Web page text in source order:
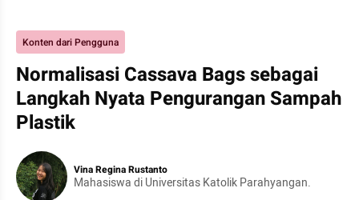
Konten dari Pengguna
Normalisasi Cassava Bags sebagai
Langkah Nyata Pengurangan Sampah
Plastik
Vina Regina Rustanto
Mahasiswa di Universitas Katolik Parahyangan.